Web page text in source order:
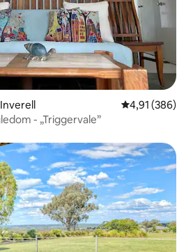
Prosječna
4,91 (386)
- „Triggervale”
s oznakom „Odabrali gosti”